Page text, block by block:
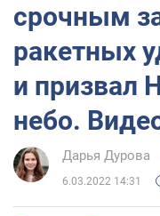
срочным
ракетных
и призвал
небо.
Дарья Дурова
6.03.2022 14:31